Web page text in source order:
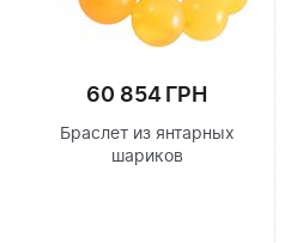
60 854 ГРН
Браслет из янтарных
шариков